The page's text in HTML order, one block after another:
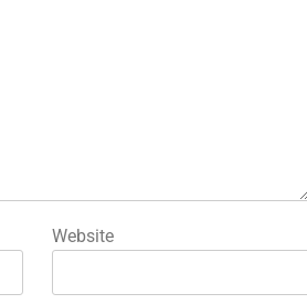
Website